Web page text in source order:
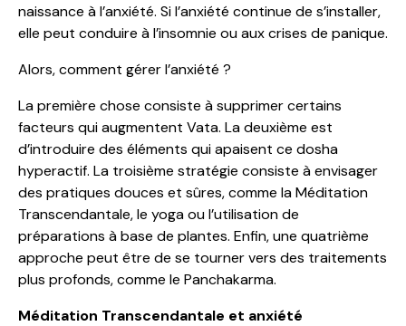
naissance à l’anxiété. Si l’anxiété continue de s’installer,
elle peut conduire à l’insomnie ou aux crises de panique.
Alors, comment gérer l’anxiété ?
La première chose consiste à supprimer certains
facteurs qui augmentent Vata. La deuxième est
d’introduire des éléments qui apaisent ce dosha
hyperactif. La troisième stratégie consiste à envisager
des pratiques douces et sûres, comme la Méditation
Transcendantale, le yoga ou l’utilisation de
préparations à base de plantes. Enfin, une quatrième
approche peut être de se tourner vers des traitements
plus profonds, comme le Panchakarma.
Méditation Transcendantale et anxiété